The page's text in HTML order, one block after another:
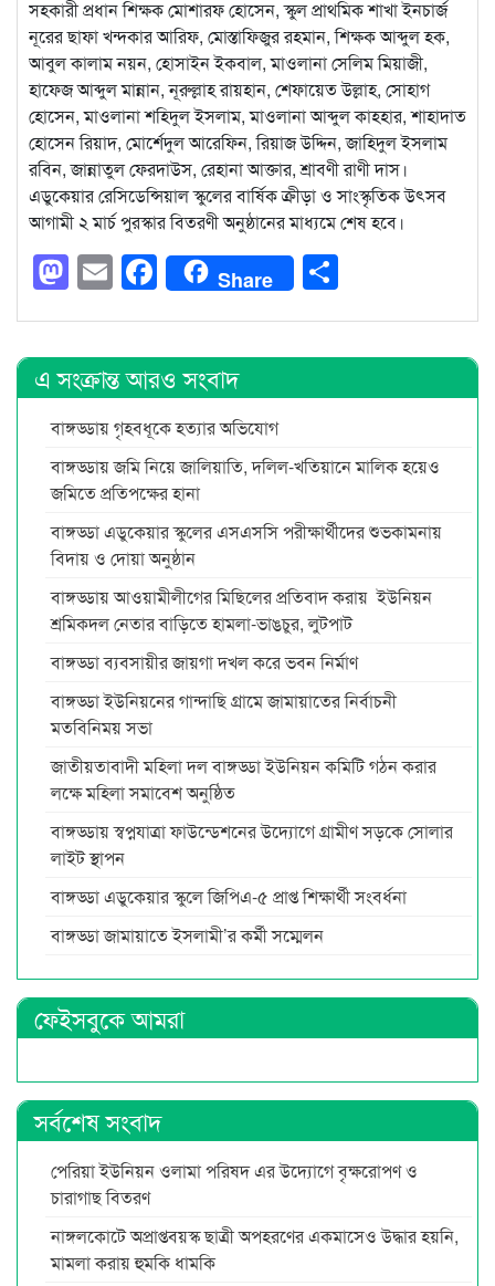
সহকারী প্রধান শিক্ষক মোশারফ হোসেন, স্কুল প্রাথমিক শাখা ইনচার্জ
নূরের ছাফা খন্দকার আরিফ, মোস্তাফিজুর রহমান, শিক্ষক আব্দুল হক,
আবুল কালাম নয়ন, হোসাইন ইকবাল, মাওলানা সেলিম মিয়াজী,
হাফেজ আব্দুল মান্নান, নূরুল্লাহ রায়হান, শেফায়েত উল্লাহ, সোহাগ
হোসেন, মাওলানা শহিদুল ইসলাম, মাওলানা আব্দুল কাহহার, শাহাদাত
হোসেন রিয়াদ, মোর্শেদুল আরেফিন, রিয়াজ উদ্দিন, জাহিদুল ইসলাম
রবিন, জান্নাতুল ফেরদাউস, রেহানা আক্তার, শ্রাবণী রাণী দাস।
এডুকেয়ার রেসিডেন্সিয়াল স্কুলের বার্ষিক ক্রীড়া ও সাংস্কৃতিক উৎসব
আগামী ২ মার্চ পুরস্কার বিতরণী অনুষ্ঠানের মাধ্যমে শেষ হবে।
Mastodon
EmailFacebook
Share
এ সংক্রান্ত আরও সংবাদ
বাঙ্গড্ডায় গৃহবধূকে হত্যার অভিযোগ
বাঙ্গড্ডায় জমি নিয়ে জালিয়াতি, দলিল-খতিয়ানে মালিক হয়েও
জমিতে প্রতিপক্ষের হানা
বাঙ্গড্ডা এডুকেয়ার স্কুলের এসএসসি পরীক্ষার্থীদের শুভকামনায়
বিদায় ও দোয়া অনুষ্ঠান
বাঙ্গড্ডায় আওয়ামীলীগের মিছিলের প্রতিবাদ করায় ইউনিয়ন
শ্রমিকদল নেতার বাড়িতে হামলা-ভাঙচুর, লুটপাট
বাঙ্গড্ডা ব্যবসায়ীর জায়গা দখল করে ভবন নির্মাণ
বাঙ্গড্ডা ইউনিয়নের গান্দাছি গ্রামে জামায়াতের নির্বাচনী
মতবিনিময় সভা
জাতীয়তাবাদী মহিলা দল বাঙ্গড্ডা ইউনিয়ন কমিটি গঠন করার
লক্ষে মহিলা সমাবেশ অনুষ্ঠিত
বাঙ্গড্ডায় স্বপ্নযাত্রা ফাউন্ডেশনের উদ্যোগে গ্রামীণ সড়কে সোলার
লাইট স্থাপন
বাঙ্গড্ডা এডুকেয়ার স্কুলে জিপিএ-৫ প্রাপ্ত শিক্ষার্থী সংবর্ধনা
বাঙ্গড্ডা জামায়াতে ইসলামী’র কর্মী সম্মেলন
ফেইসবুকে আমরা
সর্বশেষ সংবাদ
পেরিয়া ইউনিয়ন ওলামা পরিষদ এর উদ্যোগে বৃক্ষরোপণ ও
চারাগাছ বিতরণ
নাঙ্গলকোটে অপ্রাপ্তবয়স্ক ছাত্রী অপহরণের একমাসেও উদ্ধার হয়নি,
মামলা করায় হুমকি ধামকি